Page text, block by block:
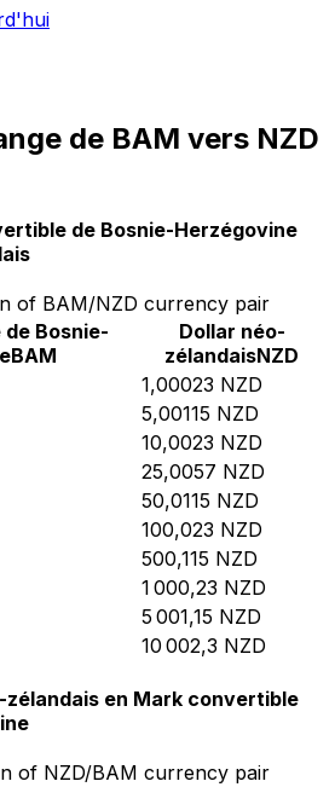
de BAM vers NZD
de Bosnie-Herzégovine
of BAM/NZD currency pair
Bosnie-
BAM
Dollar néo-
zélandaisNZD
1,00023 NZD
5,00115 NZD
10,0023 NZD
25,0057 NZD
50,0115 NZD
100,023 NZD
500,115 NZD
1 000,23 NZD
5 001,15 NZD
10 002,3 NZD
en Mark convertible
of NZD/BAM currency pair